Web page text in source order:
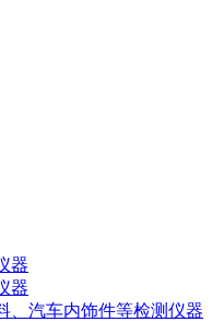
器
器
、汽车内饰件等检测仪器